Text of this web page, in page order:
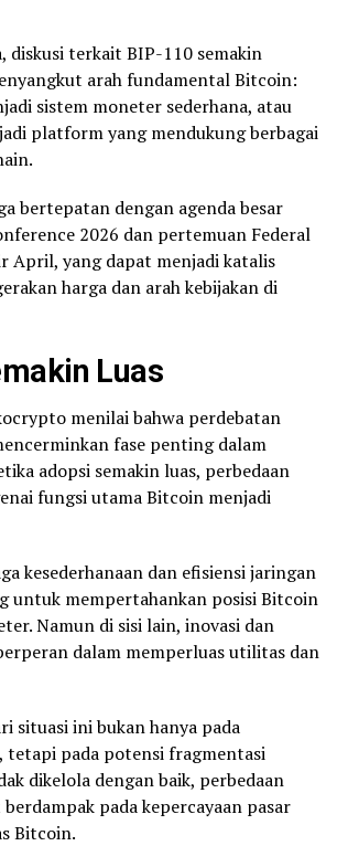
diskusi terkait BIP-110 semakin
arah fundamental Bitcoin:
sistem moneter sederhana, atau
platform yang mendukung berbagai
bertepatan dengan agenda besar
2026 dan pertemuan Federal
April, yang dapat menjadi katalis
harga dan arah kebijakan di
Luas
menilai bahwa perdebatan
fase penting dalam
adopsi semakin luas, perbedaan
fungsi utama Bitcoin menjadi
kesederhanaan dan efisiensi jaringan
untuk mempertahankan posisi Bitcoin
Namun di sisi lain, inovasi dan
dalam memperluas utilitas dan
situasi ini bukan hanya pada
tetapi pada potensi fragmentasi
dikelola dengan baik, perbedaan
pada kepercayaan pasar
Bitcoin.